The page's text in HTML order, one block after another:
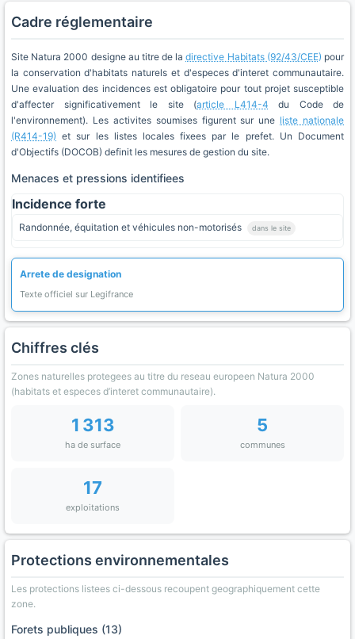
Cadre réglementaire
Site Natura 2000 designe au titre de ladirective Habitats (92/43/CEE) pour
la conservation d'habitats naturels et d'especes d'interet communautaire.
Une evaluation des incidences est obligatoire pour tout projet susceptible
d'affecter significativement le site (article L414-4 du Code de
l'environnement). Les activites soumises figurent sur une liste nationale
(R414-19) et sur les listes locales fixees par le prefet. Un Document
d'Objectifs (DOCOB) definit les mesures de gestion du site.
Menaces et pressions identifiees
Incidence forte
Randonnée, équitation et véhicules non-motorisés dans le site
Arrete de designation
Texte officiel sur Legifrance
Chiffres clés
Zones naturelles protegees au titre du reseau europeen Natura 2000
(habitats et especes d’interet communautaire).
1 313
ha de surface
5
communes
17
exploitations
Protections environnementales
Les protections listees ci-dessous recoupent geographiquement cette
zone.
Forets publiques (13)